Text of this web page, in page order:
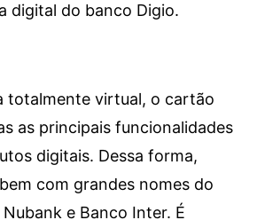
digital do banco Digio.
totalmente virtual, o cartão
as principais funcionalidades
digitais. Dessa forma,
com grandes nomes do
e Banco Inter. É